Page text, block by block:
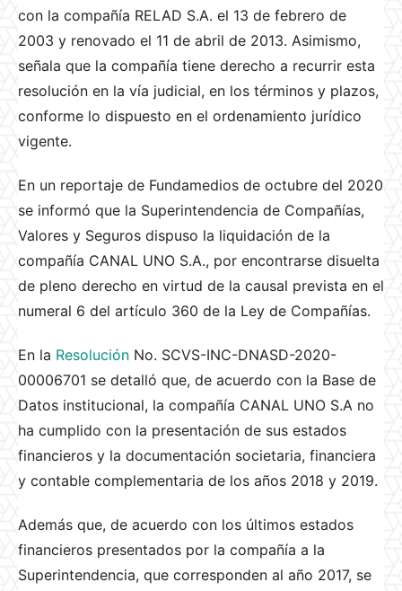
con la compañía RELAD S.A. el 13 de febrero de
2003 y renovado el 11 de abril de 2013. Asimismo,
señala que la compañía tiene derecho a recurrir esta
resolución en la vía judicial, en los términos y plazos,
conforme lo dispuesto en el ordenamiento jurídico
vigente.
En un reportaje de Fundamedios de octubre del 2020
se informó que la Superintendencia de Compañías,
Valores y Seguros dispuso la liquidación de la
compañía CANAL UNO S.A., por encontrarse disuelta
de pleno derecho en virtud de la causal prevista en el
numeral 6 del artículo 360 de la Ley de Compañías.
En la Resolución No. SCVS-INC-DNASD-2020-
00006701 se detalló que, de acuerdo con la Base de
Datos institucional, la compañía CANAL UNO S.A no
ha cumplido con la presentación de sus estados
financieros y la documentación societaria, financiera
y contable complementaria de los años 2018 y 2019.
Además que, de acuerdo con los últimos estados
financieros presentados por la compañía a la
Superintendencia, que corresponden al año 2017, se